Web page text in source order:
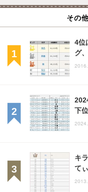
その
4位
グ
下
キ
て